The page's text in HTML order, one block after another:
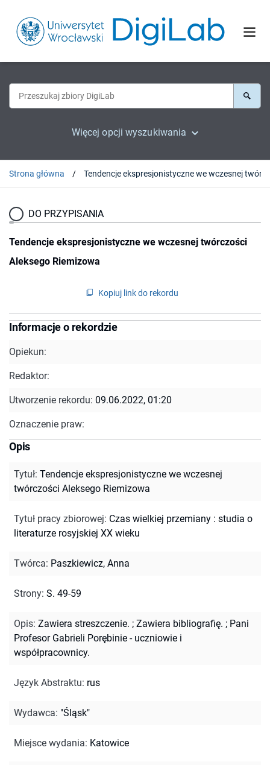
Więcej opcji wyszukiwania
Strona główna
DO PRZYPISANIA
Tendencje ekspresjonistyczne we wczesnej twórczości
Aleksego Riemizowa
Kopiuj link do rekordu
Informacje o rekordzie
Opiekun:
Redaktor:
Utworzenie rekordu: 09.06.2022, 01:20
Oznaczenie praw:
Opis
Tytuł: Tendencje ekspresjonistyczne we wczesnej
twórczości Aleksego Riemizowa
Tytuł pracy zbiorowej: Czas wielkiej przemiany : studia o
literaturze rosyjskiej XX wieku
Twórca: Paszkiewicz, Anna
Strony: S. 49-59
Opis: Zawiera streszczenie. ; Zawiera bibliografię. ; Pani
Profesor Gabrieli Porębinie - uczniowie i
współpracownicy.
Język Abstraktu: rus
Wydawca: "Śląsk"
Miejsce wydania: Katowice